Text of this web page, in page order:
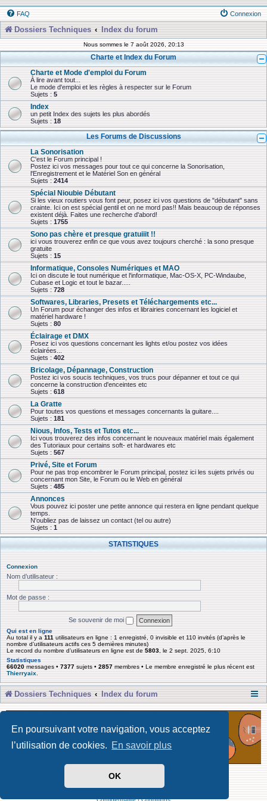
En poursuivant votre navigation, vous acceptez
l’utilisation de cookies. En savoir plus
OK
FAQ Connexion
Dossiers Techniques Index du forum
Nous sommes le 7 août 2026, 20:13
Charte et Index du Forum
Charte et Mode d'emploi du Forum
À lire avant tout...
Le mode d'emploi et les règles à respecter sur le Forum
Sujets : 5
Index
un petit Index des sujets les plus abordés
Sujets : 18
Les Forums de Discussions
La Sonorisation
C'est le Forum principal !
Postez ici vos messages pour tout ce qui concerne la Sonorisation,
l'Enregistrement et le Matériel Son en général
Sujets : 2414
Spécial Nioubie Débutant
Si les vieux routiers vous font peur, posez ici vos questions de "débutant" sans
crainte. Ici on est spécial gentil et on ne mord pas!! Mais beaucoup de réponses
existent déjà. Faites une recherche d'abord!
Sujets : 1755
Sono pas chère et presque gratuiiit !!
ici vous trouverez enfin ce que vous avez toujours cherché : la sono presque
gratuite
Sujets : 15
Informatique, Consoles Numériques et MAO
Ici on discute le tout numérique et l'informatique, Mac-OS-X, PC-Windaube,
Cubase et Logic et tout le bazar.....
Sujets : 728
Softwares, Libraries, Presets et Téléchargements etc...
Un Forum pour échanger des infos et librairies concernant les logiciel et
matériel hardware !
Sujets : 80
Éclairage et DMX
Posez ici vos questions concernant les lights et/ou postez vos idées
éclairées...
Sujets : 402
Bricolage, Dépannage, Construction
Postez ici vos soucis techniques, vos trucs pour dépanner et tout ce qui
concerne la construction d'enceintes etc
Sujets : 618
La Gratte
Pour toutes vos questions et messages concernants la guitare....
Sujets : 181
Nious, Infos, Tests et Tutos etc...
Ici vous trouverez des infos concernant le nouveaux matériel mais également
des Tutoriaux pour certains soft- et hardwares etc
Sujets : 567
Privé, Site et Forum
Pour ne pas trop encombrer le Forum principal, postez ici les sujets privés ou
concernant mon Site, le Forum ou le Web en général
Sujets : 485
Annonces
Vous pouvez ici poster une petite annonce qui restera en ligne pendant quelque
temps.
N'oubliez pas de laissez un contact (tel ou autre)
Sujets : 1
STATISTIQUES
Connexion
Nom d’utilisateur :
Mot de passe :
Se souvenir de moi
Qui est en ligne
Au total il y a 111 utilisateurs en ligne : 1 enregistré, 0 invisible et 110 invités (d’après le
nombre d’utilisateurs actifs ces 5 dernières minutes)
Le record du nombre d’utilisateurs en ligne est de 5803 , le 2 sept. 2025, 6:10
Statistiques
66020 messages • 7377 sujets • 2857 membres • Le membre enregistré le plus récent est
Thierryaix
Dossiers Techniques Index du forum
Développé par Forum Software © phpBB Limited
Traduit par phpBB-fr
Confidentialité|Conditions